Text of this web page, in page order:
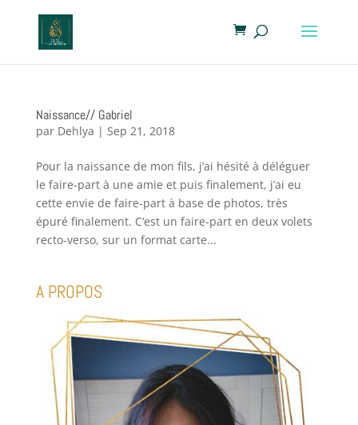
Naissance// Gabriel
par Dehlya | Sep 21, 2018
Pour la naissance de mon fils, j’ai hésité à déléguer
le faire-part à une amie et puis finalement, j’ai eu
cette envie de faire-part à base de photos, très
épuré finalement. C’est un faire-part en deux volets
recto-verso, sur un format carte...
A PROPOS